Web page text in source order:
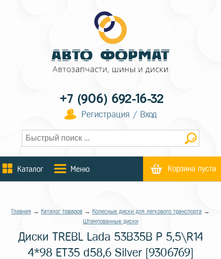
+7 (906) 692-16-32
Регистрация / Вход
Каталог Меню Корзина пуста
Главная → Каталог товаров → Колесные диски для легкового транспорта →
Штампованные диски
Диски TREBL Lada 53B35B P 5,5\R14
4*98 ET35 d58,6 Silver [9306769]